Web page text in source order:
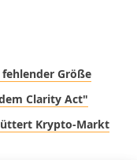
Größe
Clarity Act"
Krypto-Markt